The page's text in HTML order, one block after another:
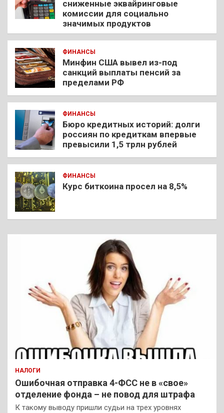
сниженные эквайринговые
комиссии для социально
значимых продуктов
ФИНАНСЫ
Минфин США вывел из-под
санкций выплаты пенсий за
пределами РФ
ФИНАНСЫ
Бюро кредитных историй: долги
россиян по кредиткам впервые
превысили 1,5 трлн рублей
ФИНАНСЫ
Курс биткоина просел на 8,5%
НАЛОГИ
Ошибочная отправка 4-ФСС не в «свое»
отделение фонда – не повод для штрафа
К такому выводу пришли судьи на трех уровнях